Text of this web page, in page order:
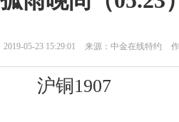
2019-05-23 15:29:01 来源：中金在线特约
沪铜1907